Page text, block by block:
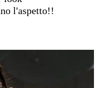
l'aspetto!!